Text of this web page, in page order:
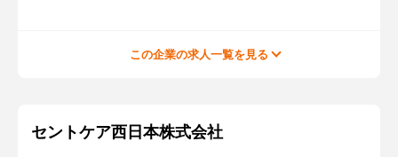
この企業の求人一覧を見る
セントケア西日本株式会社